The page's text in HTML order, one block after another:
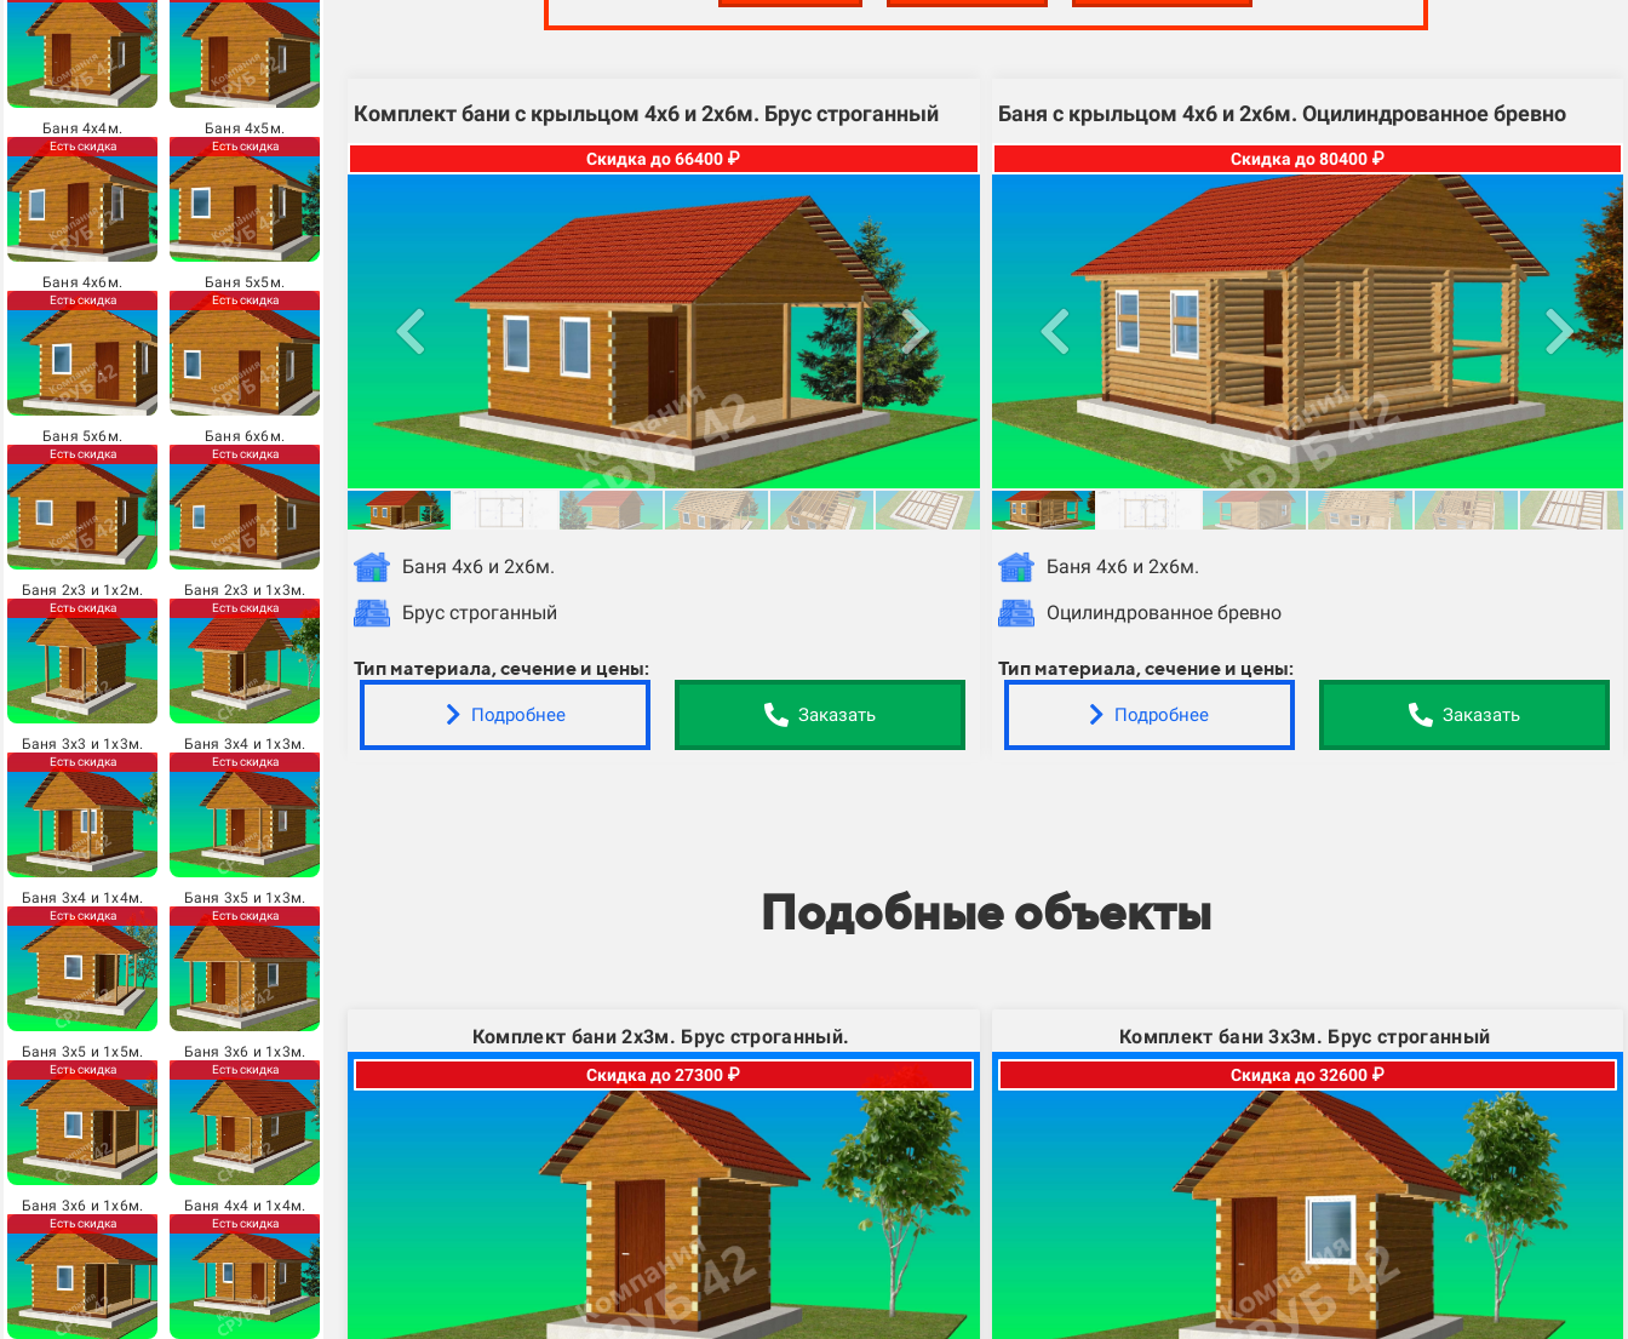
Баня 4х4м.
Есть скидка
Баня 4х5м.
Есть скидка
Баня 4х6м.
Есть скидка
Баня 5х5м.
Есть скидка
Баня 5х6м.
Есть скидка
Баня 6х6м.
Есть скидка
Баня 2х3 и 1х2м.
Есть скидка
Баня 2х3 и 1х3м.
Есть скидка
Баня 3х3 и 1х3м.
Есть скидка
Баня 3х4 и 1х3м.
Есть скидка
Баня 3х4 и 1х4м.
Есть скидка
Баня 3х5 и 1х3м.
Есть скидка
Баня 3х5 и 1х5м.
Есть скидка
Баня 3х6 и 1х3м.
Есть скидка
Баня 3х6 и 1х6м.
Есть скидка
Баня 4х4 и 1х4м.
Есть скидка
Комплект бани с крыльцом 4х6 и 2х6м. Брус строганный
Скидка до 66400 ₽
Баня 4х6 и 2х6м.
Брус строганный
Тип материала, сечение и цены:
Подробнее Заказать
Баня с крыльцом 4х6 и 2х6м. Оцилиндрованное бревно
Скидка до 80400 ₽
Баня 4х6 и 2х6м.
Оцилиндрованное бревно
Тип материала, сечение и цены:
Подробнее Заказать
Подобные объекты
Комплект бани 2х3м. Брус строганный.
Скидка до 27300 ₽
Комплект бани 3х3м. Брус строганный
Скидка до 32600 ₽